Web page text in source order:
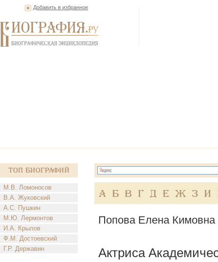
Добавить в избранное
Топ Биографий
М.В. Ломоносов
В.А. Жуковский
А.С. Пушкин
М.Ю. Лермонтов
И.А. Крылов
Ф.М. Достоевский
Г.Р. Державин
А Б В Г Д Е Ж З И
Попова Елена Кимовна
Актриса